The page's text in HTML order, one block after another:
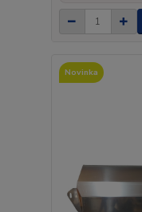
Novinka